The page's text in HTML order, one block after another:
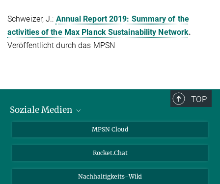
Schweizer, J.: Annual Report 2019: Summary of the
activities of the Max Planck Sustainability Network.
Veröffentlicht durch das MPSN
TOP
Soziale Medien
Youtube
LinkedIn
MPSN Cloud
Rocket.Chat
Nachhaltigkeits-Wiki